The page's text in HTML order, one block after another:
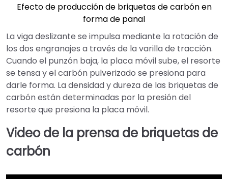
Efecto de producción de briquetas de carbón en
forma de panal
La viga deslizante se impulsa mediante la rotación de
los dos engranajes a través de la varilla de tracción.
Cuando el punzón baja, la placa móvil sube, el resorte
se tensa y el carbón pulverizado se presiona para
darle forma. La densidad y dureza de las briquetas de
carbón están determinadas por la presión del
resorte que presiona la placa móvil.
Video de la prensa de briquetas de
carbón